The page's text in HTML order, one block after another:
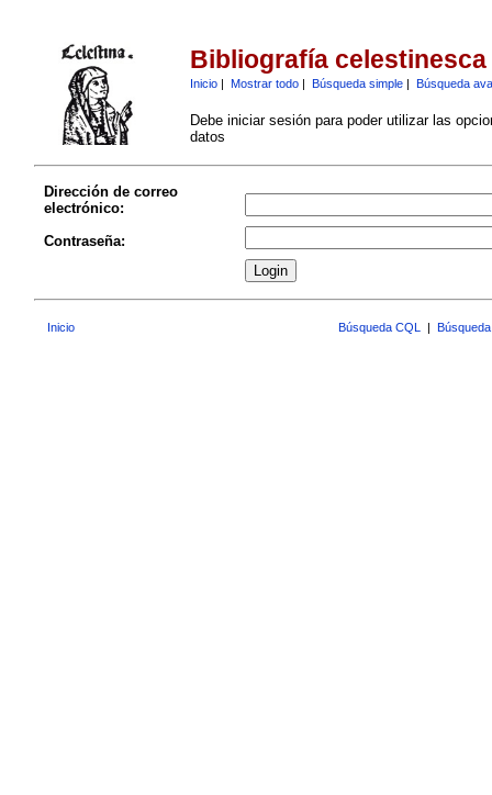
Bibliografía celestinesca
Inicio| Mostrar todo| Búsqueda simple| Búsqueda
Debe iniciar sesión para poder utilizar las
datos
Dirección de correo
electrónico:
Contraseña:
Inicio Búsqueda CQL |